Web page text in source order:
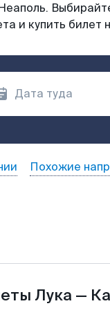
и купить
Похожие
Лука —